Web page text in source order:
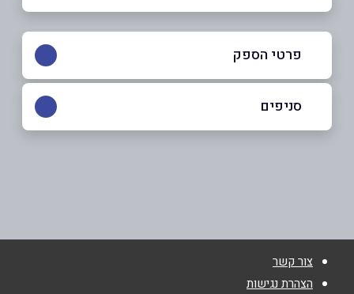
פרטי הספק
סניפים
נתניה
מתחם רוגובין המחקר 3
צור קשר
הצהרת נגישות